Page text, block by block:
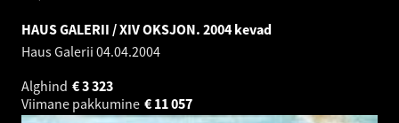
HAUS GALERII / XIV OKSJON. 2004 kevad
Haus Galerii 04.04.2004
Alghind
3 323
€
Viimane pakkumine
11 057
€